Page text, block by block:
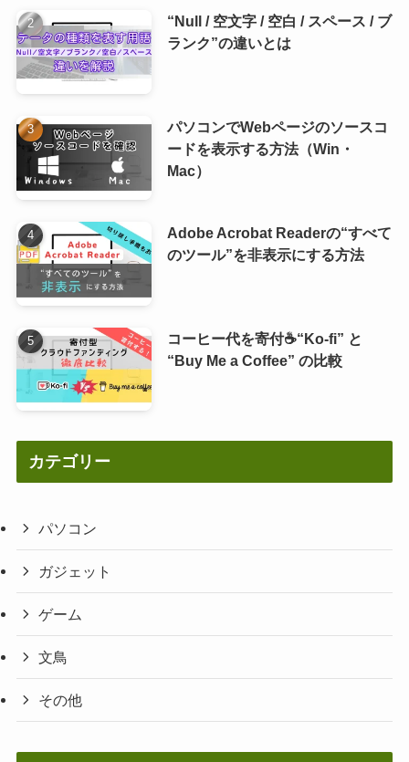
“Null / 空文字 / 空白 / スペース / ブ
ランク”の違いとは
パソコンでWebページのソースコ
ードを表示する方法（Win・
Mac）
Adobe Acrobat Readerの“すべて
のツール”を非表示にする方法
コーヒー代を寄付☕“Ko-fi” と
“Buy Me a Coffee” の比較
カテゴリー
パソコン
ガジェット
ゲーム
文鳥
その他